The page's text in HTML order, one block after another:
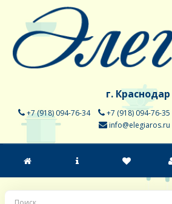
г. Краснодар
+7 (918) 094-76-34 +7 (918) 094-76-35
info@elegiaros.ru